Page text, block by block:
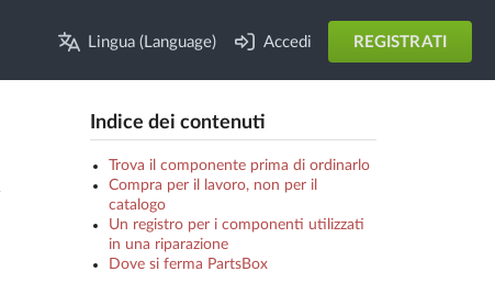
Lingua (Language) Accedi REGISTRATI
Indice dei contenuti
Trova il componente prima di ordinarlo
Compra per il lavoro, non per il
catalogo
Un registro per i componenti utilizzati
in una riparazione
Dove si ferma PartsBox